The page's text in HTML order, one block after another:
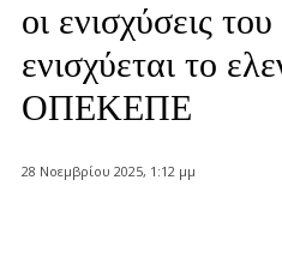
οι ενισχύσεις
ενισχύεται το
ΟΠΕΚΕΠΕ
28 Νοεμβρίου 2025, 1:12 μμ